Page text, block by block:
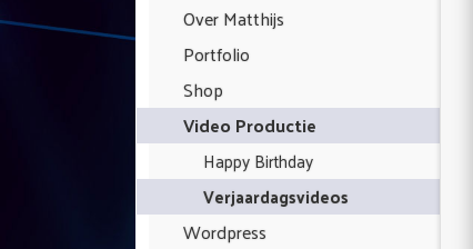
Over Matthijs
Portfolio
Shop
Video Productie
Happy Birthday
Verjaardagsvideos
Wordpress